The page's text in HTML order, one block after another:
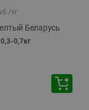
кг
Беларусь
0,7кг